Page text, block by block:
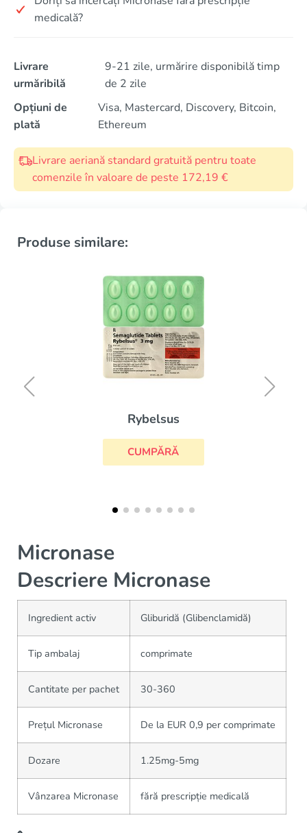
medicală?
Livrare
urmăribilă
9-21 zile, urmărire disponibilă timp
de 2 zile
Opțiuni de
plată
Visa, Mastercard, Discovery, Bitcoin,
Ethereum
Livrare aeriană standard gratuită pentru toate
comenzile în valoare de peste 172,19 €
Produse similare:
Micronase
Descriere Micronase
Ingredient activ Gliburidă (Glibenclamidă)
Tip ambalaj comprimate
Cantitate per pachet 30-360
Prețul Micronase De la EUR 0,9 per comprimate
Dozare 1.25mg-5mg
Vânzarea Micronase fără prescripție medicală